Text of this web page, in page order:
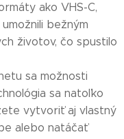
ako VHS-C,
bežným
životov, čo spustilo
sa možnosti
sa natoľko
vytvoriť aj vlastný
alebo natáčať